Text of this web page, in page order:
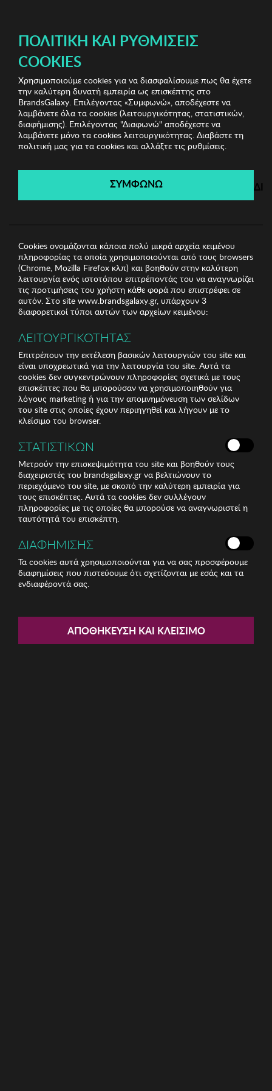
Jewels Shop Γυναικεία Βραχιόλια
Γυναικείο Βραχιόλι
Sadie
Jewels Shop
Λήγει σε: 00ημέρες | 00ώρες 00λεπτά 00δευτ.
Γυναικείο Βραχιόλι Sadie
ΠΟΛΙΤΙΚΉ ΚΑΙ ΡΥΘΜΊΣΕΙΣ
COOKIES
Χρησιμοποιούμε cookies για να διασφαλίσουμε πως θα έχετε
την καλύτερη δυνατή εμπειρία ως επισκέπτης στο
BrandsGalaxy. Επιλέγοντας «Συμφωνώ», αποδέχεστε να
λαμβάνετε όλα τα cookies (λειτουργικότητας, στατιστικών,
διαφήμισης). Επιλέγοντας "Διαφωνώ" αποδέχεστε να
λαμβάνετε μόνο τα cookies λειτουργικότητας. Διαβάστε τη
πολιτική μας για τα cookies και αλλάξτε τις ρυθμίσεις.
ΣΥΜΦΩΝΩ
Cookies ονομάζονται κάποια πολύ μικρά αρχεία κειμένου
πληροφορίας τα οποία χρησιμοποιούνται από τους browsers
(Chrome, Mozilla Firefox κλπ) και βοηθούν στην καλύτερη
λειτουργία ενός ιστοτόπου επιτρέποντάς του να αναγνωρίζει
τις προτιμήσεις του χρήστη κάθε φορά που επιστρέφει σε
αυτόν. Στο site www.brandsgalaxy.gr, υπάρχουν 3
διαφορετικοί τύποι αυτών των αρχείων κειμένου:
ΛΕΙΤΟΥΡΓΙΚΟΤΗΤΑΣ
Επιτρέπουν την εκτέλεση βασικών λειτουργιών του site και
είναι υποχρεωτικά για την λειτουργία του site. Αυτά τα
cookies δεν συγκεντρώνουν πληροφορίες σχετικά με τους
επισκέπτες που θα μπορούσαν να χρησιμοποιηθούν για
λόγους marketing ή για την απομνημόνευση των σελίδων
του site στις οποίες έχουν περιηγηθεί και λήγουν με το
κλείσιμο του browser.
ΣΤΑΤΙΣΤΙΚΩΝ
Μετρούν την επισκεψιμότητα του site και βοηθούν τους
διαχειριστές του brandsgalaxy.gr να βελτιώνουν το
περιεχόμενο του site, με σκοπό την καλύτερη εμπειρία για
τους επισκέπτες. Αυτά τα cookies δεν συλλέγουν
πληροφορίες με τις οποίες θα μπορούσε να αναγνωριστεί η
ταυτότητά του επισκέπτη.
ΔΙΑΦΗΜΙΣΗΣ
Τα cookies αυτά χρησιμοποιούνται για να σας προσφέρουμε
διαφημίσεις που πιστεύουμε ότι σχετίζονται με εσάς και τα
ενδιαφέροντά σας.
ΑΠΟΘΉΚΕΥΣΗ ΚΑΙ ΚΛΕΊΣΙΜΟ